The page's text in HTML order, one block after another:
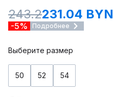
243.2231.04 BYN
-5% Подробнее
Выберите размер
50 52 54